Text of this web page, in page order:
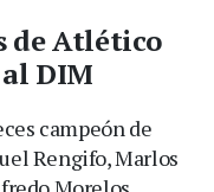
de Atlético
DIM
campeón de
Rengifo, Marlos